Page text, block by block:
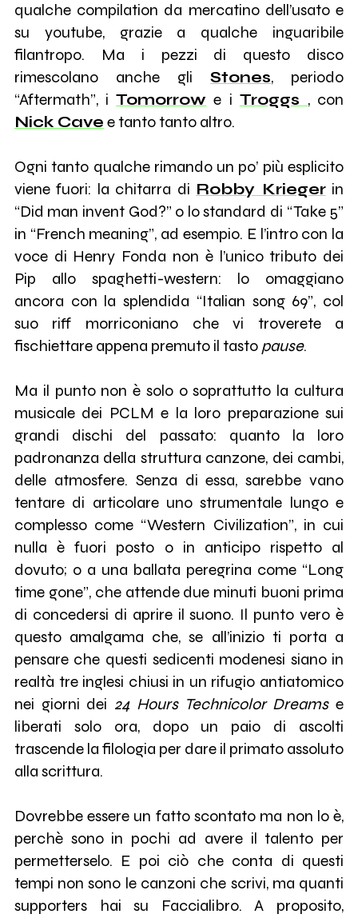
qualche compilation da mercatino dell’usato e
su youtube, grazie a qualche inguaribile
filantropo. Ma i pezzi di questo disco
rimescolano anche gliStones, periodo
“Aftermath”, iTomorrow e i Troggs , con
Nick Cave e tanto tanto altro.
Ogni tanto qualche rimando un po’ più esplicito
viene fuori: la chitarra di Robby Kriegerin
“Did man invent God?” o lo standard di “Take 5”
in “French meaning”, ad esempio. E l’intro con la
voce di Henry Fonda non è l’unico tributo dei
Pip allo spaghetti-western: lo omaggiano
ancora con la splendida “Italian song 69”, col
suo riff morriconiano che vi troverete a
fischiettare appena premuto il tasto pause.
Ma il punto non è solo o soprattutto la cultura
musicale dei PCLM e la loro preparazione sui
grandi dischi del passato: quanto la loro
padronanza della struttura canzone, dei cambi,
delle atmosfere. Senza di essa, sarebbe vano
tentare di articolare uno strumentale lungo e
complesso come “Western Civilization”, in cui
nulla è fuori posto o in anticipo rispetto al
dovuto; o a una ballata peregrina come “Long
time gone”, che attende due minuti buoni prima
di concedersi di aprire il suono. Il punto vero è
questo amalgama che, se all’inizio ti porta a
pensare che questi sedicenti modenesi siano in
realtà tre inglesi chiusi in un rifugio antiatomico
nei giorni dei 24 Hours Technicolor Dreamse
liberati solo ora, dopo un paio di ascolti
trascende la filologia per dare il primato assoluto
alla scrittura.
Dovrebbe essere un fatto scontato ma non lo è,
perchè sono in pochi ad avere il talento per
permetterselo. E poi ciò che conta di questi
tempi non sono le canzoni che scrivi, ma quanti
supporters hai su Faccialibro. A proposito,